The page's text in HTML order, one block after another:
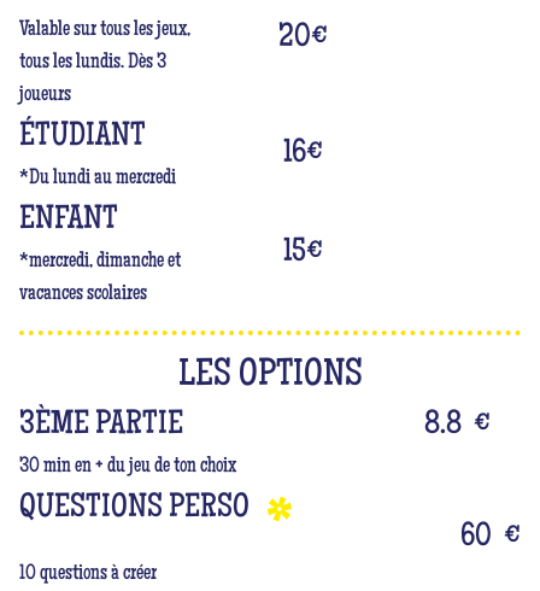
Valable sur tous les jeux,
tous les lundis. Dès 3
joueurs
20€
ÉTUDIANT
*Du lundi au mercredi
16€
ENFANT
*mercredi, dimanche et
vacances scolaires
15€
LES OPTIONS
3ÈME PARTIE
30 min en + du jeu de ton choix
8.8 €
QUESTIONS PERSO
10 questions à créer
60 €